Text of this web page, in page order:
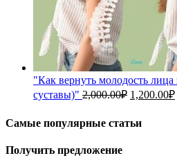
"Как вернуть молодость лица
суставы)" 2,000.00₽ 1,200.00₽
Самые популярные статьи
Получить предложение